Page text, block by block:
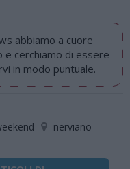
abbiamo a cuore
cerchiamo di essere
in modo puntuale.
nerviano